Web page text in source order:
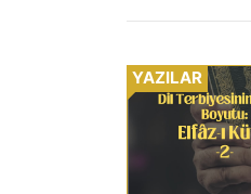
YAZILAR